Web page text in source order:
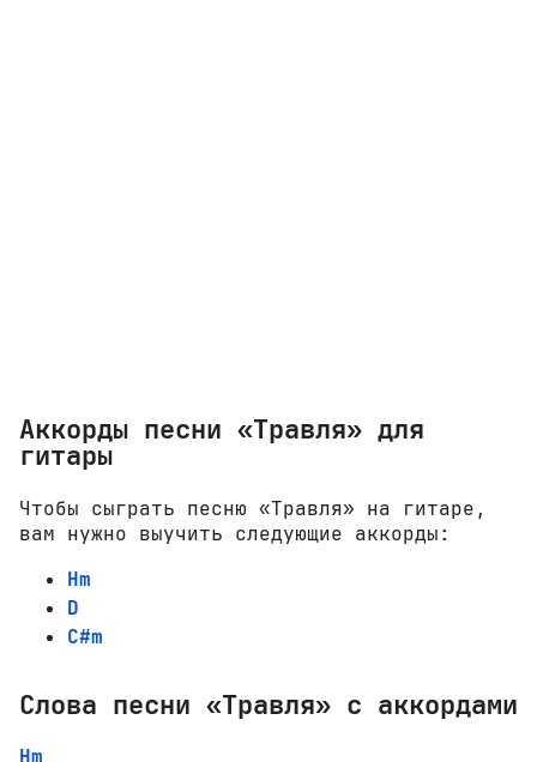
Аккорды песни «Травля» для
гитары
Чтобы сыграть песню «Травля» на гитаре,
вам нужно выучить следующие аккорды:
Hm
D
C#m
Слова песни «Травля» с аккордами
Hm